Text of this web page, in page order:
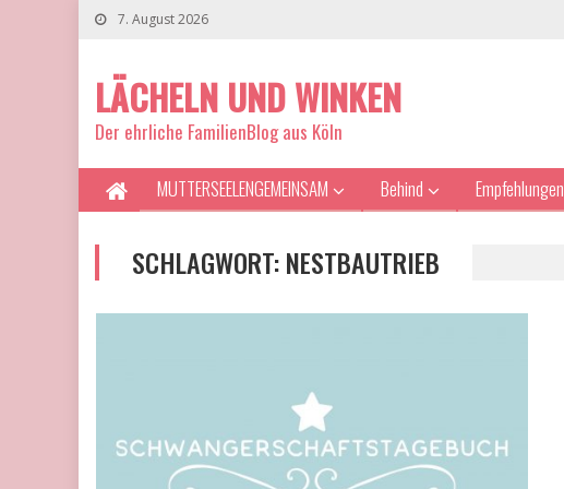
7. August 2026
LÄCHELN UND WINKEN
Der ehrliche FamilienBlog aus Köln
MUTTERSEELENGEMEINSAM Behind Empfehlungen
SCHLAGWORT:NESTBAUTRIEB